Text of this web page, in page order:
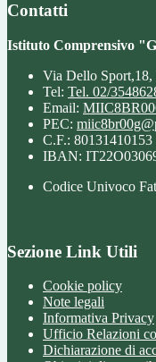
Contatti
Istituto Comprensivo
Via Dello
Tel: Tel. 02/
Email:
PEC:
C.F.: 80131410153
IBAN:
Codice Univoco
Sezione Link Utili
Cookie policy
Note legali
Informativa Privacy
Ufficio Relazioni
Dichiarazione di